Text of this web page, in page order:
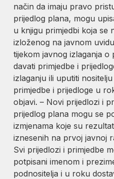
način da imaju pravo
prijedlog plana, mogu
u knjigu primjedbi koja se
izloženog na javnom
tijekom javnog izlaganja o
davati primjedbe i
izlaganju ili uputiti
primjedbe i prijedloge u
objavi. – Novi prijedlozi i
prijedlog plana mogu se
izmjenama koje su
iznesenih na prvoj javnoj
Svi prijedlozi i primjedbe
potpisani imenom i
podnositelja i u roku